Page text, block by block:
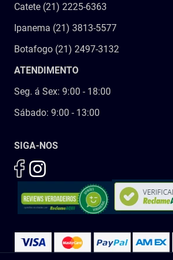
Catete (21) 2225-6363
Ipanema (21) 3813-5577
Botafogo (21) 2497-3132
ATENDIMENTO
Seg. á Sex: 9:00 - 18:00
Sábado: 9:00 - 13:00
SIGA-NOS